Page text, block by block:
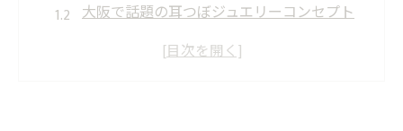
大阪で話題の耳つぼジュエリーコンセプト